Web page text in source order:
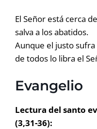
El Señor está cerca
salva a los abatidos.
Aunque el justo
de todos lo libra el
Evangelio
Lectura del santo
(3,31-36):